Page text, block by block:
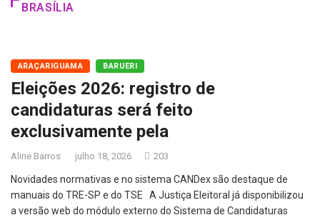
BRASÍLIA
ARAÇARIGUAMA BARUERI
Eleições 2026: registro de
candidaturas será feito
exclusivamente pela
Aline Barros julho 18, 2026 203
Novidades normativas e no sistema CANDex são destaque de
manuais do TRE-SP e do TSE A Justiça Eleitoral já disponibilizou
a versão web do módulo externo do Sistema de Candidaturas